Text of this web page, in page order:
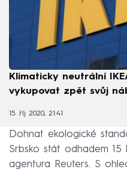
Klimaticky neutrální
vykupovat zpět svůj
15. říj 2020, 21:41
Dohnat ekologické
Srbsko stát odhadem 15
agentura Reuters. S